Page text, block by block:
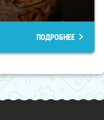
ПОДРОБНЕЕ